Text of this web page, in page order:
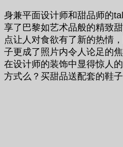
身兼平面设计师和甜品师的
享了巴黎如艺术品般的精致
点让人对食欲有了新的热情
子更成了照片内令人论足的
在设计师的装饰中显得惊人
方式么？买甜品送配套的鞋子